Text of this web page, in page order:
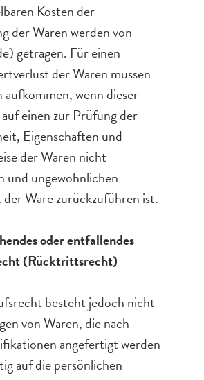
Kosten der
der Waren werden von
getragen. Für einen
der Waren müssen
aufkommen, wenn dieser
einen zur Prüfung der
Eigenschaften und
der Waren nicht
und ungewöhnlichen
Ware zurückzuführen ist.
oder entfallendes
(Rücktrittsrecht)
besteht jedoch nicht
von Waren, die nach
angefertigt werden
auf die persönlichen